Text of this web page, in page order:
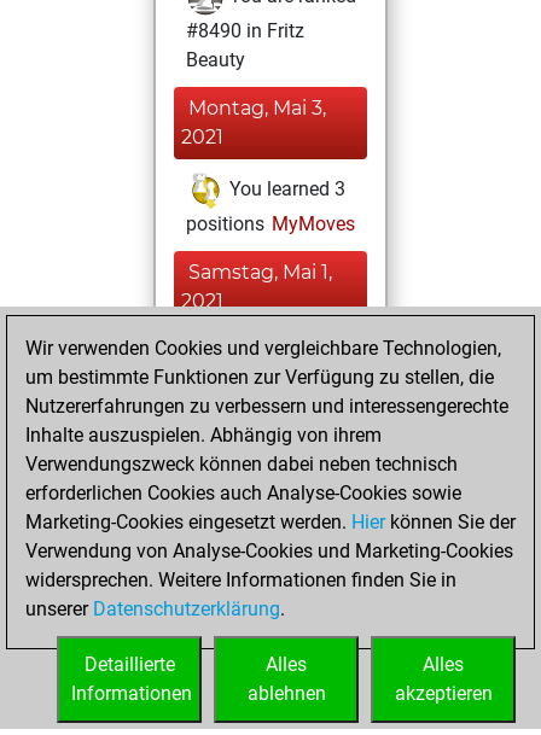
#8490 in Fritz
Beauty
Montag, Mai 3,
2021
You learned 3
positions MyMoves
Samstag, Mai 1,
2021
You achieved a
BeautyScore of 28
Fritz
achieved a new Elo
of 1574
Freitag, April 30,
2021
You created
your Fritz account
Wir verwenden Cookies und vergleichbare Technologien,
um bestimmte Funktionen zur Verfügung zu stellen, die
Nutzererfahrungen zu verbessern und interessengerechte
Inhalte auszuspielen. Abhängig von ihrem
Verwendungszweck können dabei neben technisch
erforderlichen Cookies auch Analyse-Cookies sowie
Marketing-Cookies eingesetzt werden. Hierkönnen Sie der
Verwendung von Analyse-Cookies und Marketing-Cookies
widersprechen. Weitere Informationen finden Sie in
unserer Datenschutzerklärung.
Alles
akzeptieren
Alles
ablehnen
Detaillierte
Informationen